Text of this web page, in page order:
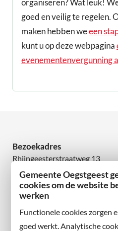
Gemeente Oegstgeest
cookies om de website
werken
Functionele cookies zorgen
goed werkt. Analytische
organiseren? Wat leuk!
goed en veilig te regelen.
maken hebben weeen
kunt u op deze webpagina
evenementenvergunning
Bezoekadres
Rhijngeesterstraatweg 13
2342 AN Oegstgeest
Wilt u niets missen?
en volg ons ook op sociale